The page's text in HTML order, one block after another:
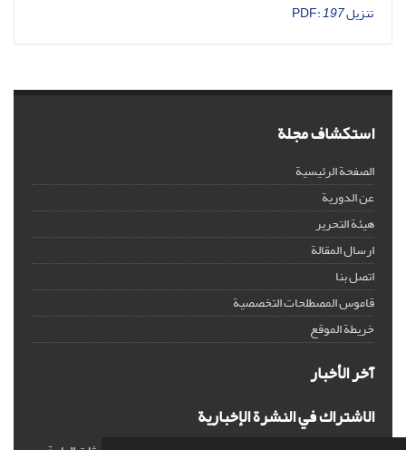
تنزیل PDF:197
استكشاف مجلة
الصفحة الرئيسية
عن الدورية
هيئة التحرير
ارسال المقالة
اتصل بنا
قاموس المصطلحات التخصصية
خريطة الموقع
آخر الأخبار
الاشتراك في النشرة الإخبارية